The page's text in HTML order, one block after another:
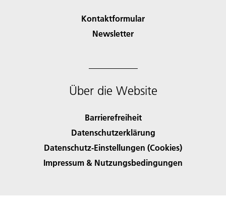
Kontaktformular
Newsletter
Über die Website
Barrierefreiheit
Datenschutzerklärung
Datenschutz-Einstellungen (Cookies)
Impressum & Nutzungsbedingungen